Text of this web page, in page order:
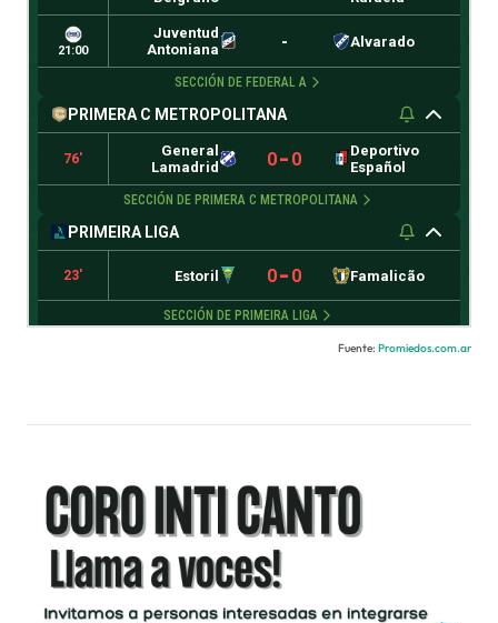
Fuente: Promiedos.com.ar